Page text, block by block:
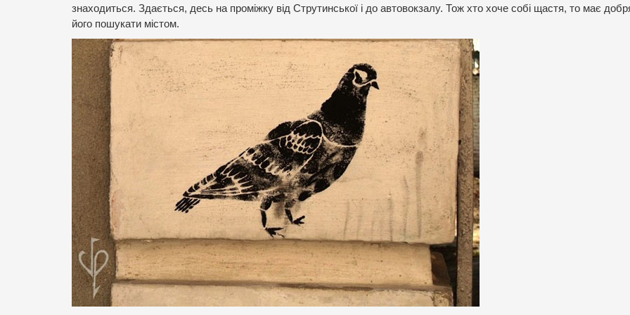
знаходиться. Здається, десь на проміжку від Струтинської і до автовокзалу. Тож хто хоче собі щастя, то має
його пошукати містом.